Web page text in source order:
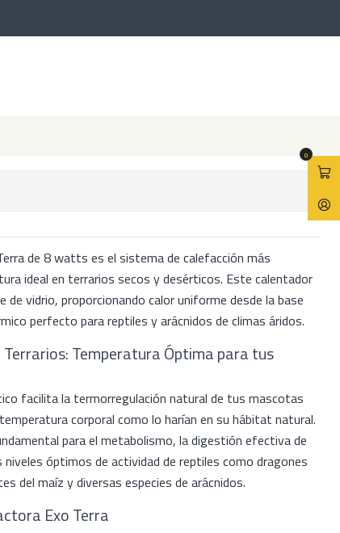
0
8 watt
Exo Terra 8 watt
de 8 watts es el sistema de calefacción más
ideal en terrarios secos y desérticos. Este calentador
vidrio, proporcionando calor uniforme desde la base
perfecto para reptiles y arácnidos de climas áridos.
Temperatura Óptima para tus
facilita la termorregulación natural de tus mascotas
corporal como lo harían en su hábitat natural.
para el metabolismo, la digestión efectiva de
óptimos de actividad de reptiles como dragones
del maíz y diversas especies de arácnidos.
Exo Terra